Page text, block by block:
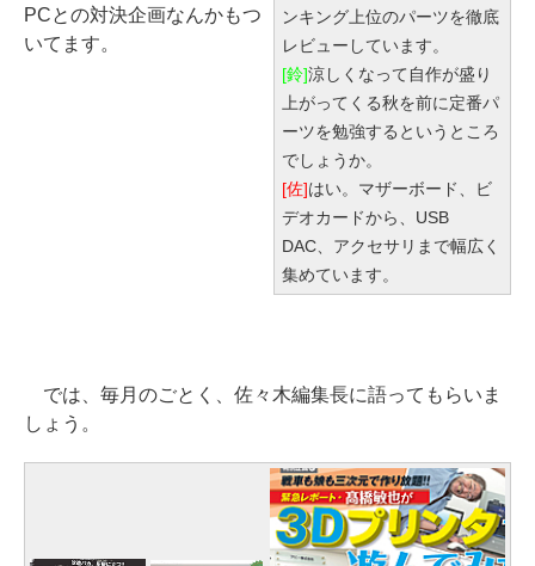
ンキング上位のパーツを徹底
レビューしています。
[鈴]涼しくなって自作が盛り
上がってくる秋を前に定番パ
ーツを勉強するというところ
でしょうか。
[佐]はい。マザーボード、ビ
デオカードから、USB
DAC、アクセサリまで幅広く
集めています。
PCとの対決企画なんかもつ
いてます。
では、毎月のごとく、佐々木編集長に語ってもらいま
しょう。